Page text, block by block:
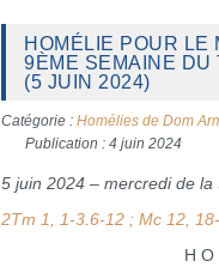
HOMÉLIE POUR LE
9ÈME SEMAINE DU
(5 JUIN 2024)
Catégorie : Homélies de Dom
Publication : 4 juin 2024
5 juin 2024 – mercredi de la
2Tm 1, 1-3.6-12 ; Mc 12,
H O